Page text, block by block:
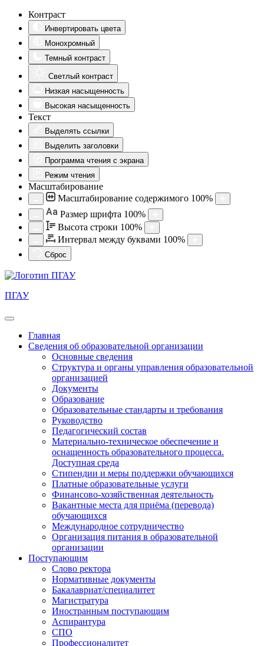
Контраст
Инвертировать цвета
Монохромный
Темный контраст
Светлый контраст
Низкая насыщенность
Высокая насыщенность
Текст
Выделять ссылки
Выделить заголовки
Программа чтения с экрана
Режим чтения
Масштабирование
Масштабирование содержимого 100%
Aa Размер шрифта 100%
Высота строки 100%
Интервал между буквами 100%
Сброс
ПГАУ
Главная
Сведения об образовательной организации
Основные сведения
Структура и органы управления образовательной
организацией
Документы
Образование
Образовательные стандарты и требования
Руководство
Педагогический состав
Материально-техническое обеспечение и
оснащенность образовательного процесса.
Доступная среда
Стипендии и меры поддержки обучающихся
Платные образовательные услуги
Финансово-хозяйственная деятельность
Вакантные места для приёма (перевода)
обучающихся
Международное сотрудничество
Организация питания в образовательной
организации
Поступающим
Слово ректора
Нормативные документы
Бакалавриат/специалитет
Магистратура
Иностранным поступающим
Аспирантура
СПО
Профессионалитет